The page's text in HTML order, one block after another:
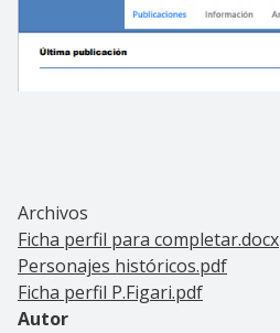
Archivos
Ficha perfil para completar.docx
Personajes históricos.pdf
Ficha perfil P.Figari.pdf
Autor